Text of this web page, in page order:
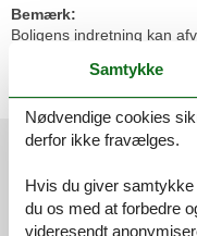
Bemærk:
Boligens indretning kan
studenterfest,
denne feriebolig
Samtykke
Nødvendige cookies
derfor ikke fravælges.
Hvis du giver
du os med at forbedre
videresendt